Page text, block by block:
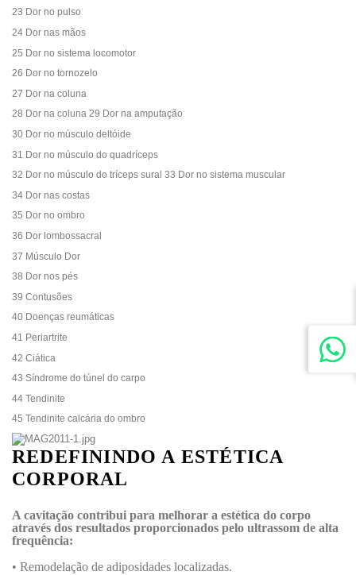
23 Dor no pulso
24 Dor nas mãos
25 Dor no sistema locomotor
26 Dor no tornozelo
27 Dor na coluna
28 Dor na coluna 29 Dor na amputação
30 Dor no músculo deltóide
31 Dor no músculo do quadríceps
32 Dor no músculo do tríceps sural 33 Dor no sistema muscular
34 Dor nas costas
35 Dor no ombro
36 Dor lombossacral
37 Músculo Dor
38 Dor nos pés
39 Contusões
40 Doenças reumáticas
41 Periartrite
42 Ciática
43 Síndrome do túnel do carpo
44 Tendinite
45 Tendinite calcária do ombro
REDEFININDO A ESTÉTICA
CORPORAL
A cavitação contribui para melhorar a estética do corpo
através dos resultados proporcionados pelo ultrassom de alta
frequência:
• Remodelação de adiposidades localizadas.